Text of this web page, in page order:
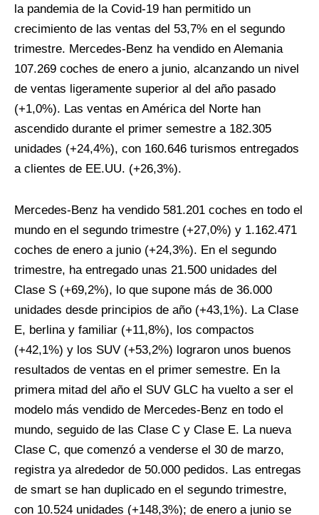
la pandemia de la Covid-19 han permitido un
crecimiento de las ventas del 53,7% en el segundo
trimestre. Mercedes-Benz ha vendido en Alemania
107.269 coches de enero a junio, alcanzando un nivel
de ventas ligeramente superior al del año pasado
(+1,0%). Las ventas en América del Norte han
ascendido durante el primer semestre a 182.305
unidades (+24,4%), con 160.646 turismos entregados
a clientes de EE.UU. (+26,3%).
Mercedes-Benz ha vendido 581.201 coches en todo el
mundo en el segundo trimestre (+27,0%) y 1.162.471
coches de enero a junio (+24,3%). En el segundo
trimestre, ha entregado unas 21.500 unidades del
Clase S (+69,2%), lo que supone más de 36.000
unidades desde principios de año (+43,1%). La Clase
E, berlina y familiar (+11,8%), los compactos
(+42,1%) y los SUV (+53,2%) lograron unos buenos
resultados de ventas en el primer semestre. En la
primera mitad del año el SUV GLC ha vuelto a ser el
modelo más vendido de Mercedes-Benz en todo el
mundo, seguido de las Clase C y Clase E. La nueva
Clase C, que comenzó a venderse el 30 de marzo,
registra ya alrededor de 50.000 pedidos. Las entregas
de smart se han duplicado en el segundo trimestre,
con 10.524 unidades (+148,3%); de enero a junio se